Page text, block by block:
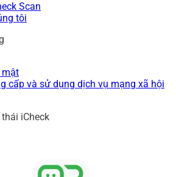
Scan
tôi
mật
cấp và sử dụng dịch vụ mạng xã hội
iCheck